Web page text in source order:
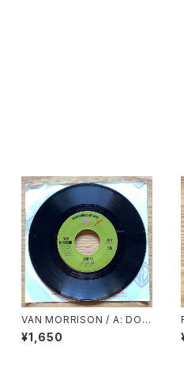
VAN MORRISON / A: DOM
INO / B: SWEET JANNIE
¥1,650